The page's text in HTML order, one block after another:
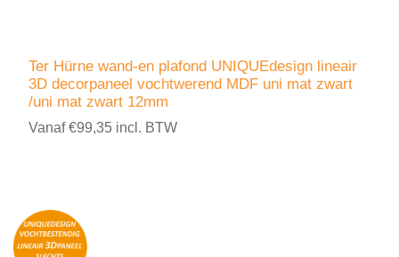
Ter Hürne wand-en plafond UNIQUEdesign lineair
3D decorpaneel vochtwerend MDF uni mat zwart
/uni mat zwart 12mm
Vanaf €99,35 incl. BTW